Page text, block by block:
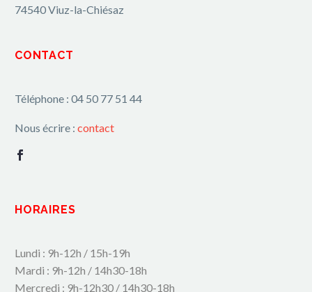
74540 Viuz-la-Chiésaz
CONTACT
Téléphone : 04 50 77 51 44
Nous écrire : contact
HORAIRES
Lundi : 9h-12h / 15h-19h
Mardi : 9h-12h / 14h30-18h
Mercredi : 9h-12h30 / 14h30-18h